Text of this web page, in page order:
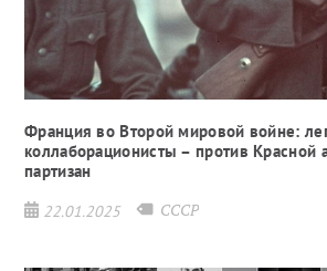
Франция во Второй мировой войне:
коллаборационисты – против Красной
партизан
22.01.2025 СССР